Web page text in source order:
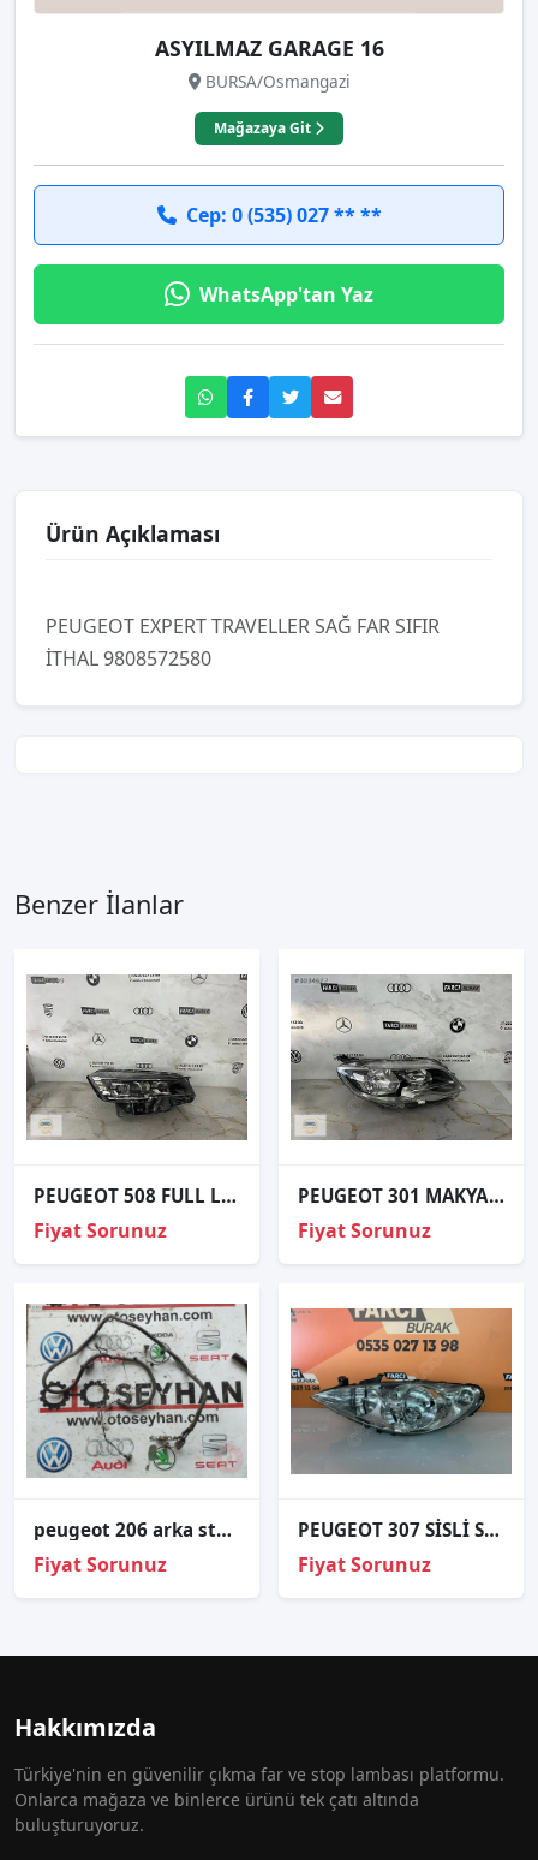
ASYILMAZ GARAGE 16
BURSA/Osmangazi
Mağazaya Git
Cep: 0 (535) 027 ** **
WhatsApp'tan Yaz
Ürün Açıklaması
PEUGEOT EXPERT TRAVELLER SAĞ FAR SIFIR
İTHAL 9808572580
Benzer İlanlar
PEUGEOT 508 FULL LED SAĞ FAR ORJİNAL
Fiyat Sorunuz
PEUGEOT 301 MAKYAJLI SAĞ FAR ORJİNAL
Fiyat Sorunuz
peugeot 206 arka stop tesisatı
Fiyat Sorunuz
PEUGEOT 307 SİSLİ SOL FAR ORJİNAL
Fiyat Sorunuz
Hakkımızda
Türkiye'nin en güvenilir çıkma far ve stop lambası platformu.
Onlarca mağaza ve binlerce ürünü tek çatı altında
buluşturuyoruz.